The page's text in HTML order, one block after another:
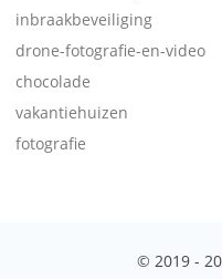
inbraakbeveiliging
drone-fotografie-en-video
chocolade
vakantiehuizen
fotografie
© 2019 -